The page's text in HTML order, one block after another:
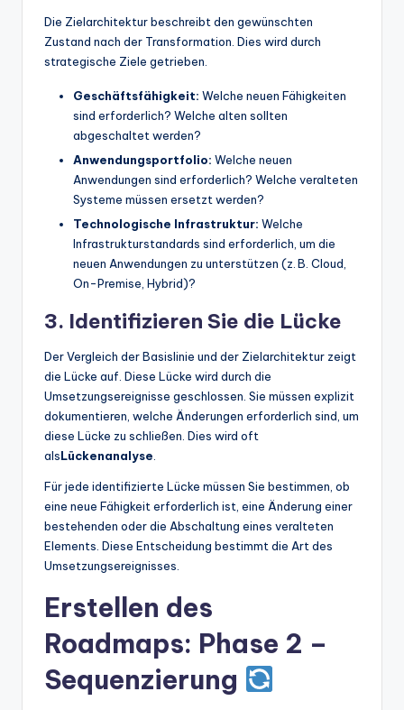
Die Zielarchitektur beschreibt den gewünschten
Zustand nach der Transformation. Dies wird durch
strategische Ziele getrieben.
Geschäftsfähigkeit: Welche neuen Fähigkeiten
sind erforderlich? Welche alten sollten
abgeschaltet werden?
Anwendungsportfolio: Welche neuen
Anwendungen sind erforderlich? Welche veralteten
Systeme müssen ersetzt werden?
Technologische Infrastruktur: Welche
Infrastrukturstandards sind erforderlich, um die
neuen Anwendungen zu unterstützen (z. B. Cloud,
On-Premise, Hybrid)?
3. Identifizieren Sie die Lücke
Der Vergleich der Basislinie und der Zielarchitektur zeigt
die Lücke auf. Diese Lücke wird durch die
Umsetzungsereignisse geschlossen. Sie müssen explizit
dokumentieren, welche Änderungen erforderlich sind, um
diese Lücke zu schließen. Dies wird oft
alsLückenanalyse
Für jede identifizierte Lücke müssen Sie bestimmen, ob
eine neue Fähigkeit erforderlich ist, eine Änderung einer
bestehenden oder die Abschaltung eines veralteten
Elements. Diese Entscheidung bestimmt die Art des
Umsetzungsereignisses.
Erstellen des
Roadmaps: Phase 2 –
Sequenzierung